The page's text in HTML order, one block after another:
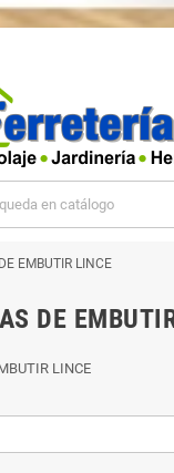
EMBUTIR LINCE
DE
LINCE